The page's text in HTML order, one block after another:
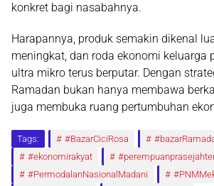
konkret bagi nasabahnya.
Harapannya, produk semakin dikenal
meningkat, dan roda ekonomi keluarga
ultra mikro terus berputar. Dengan
Ramadan bukan hanya membawa
juga membuka ruang pertumbuhan
Tags: #BazarCiciRosa
#ekonomirakyat
#PermodalanNasionalMadani